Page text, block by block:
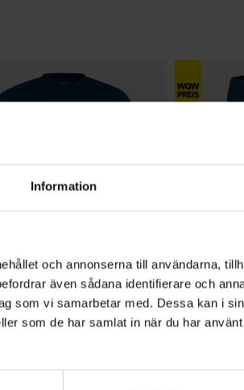
Information
och annonserna till användarna,
även sådana identifierare och
som vi samarbetar med. Dessa kan i
som de har samlat in när du har
Shirt Bambus
Bewertung: 4.4 von 5 Sternen
+5
Damen
High Mountain
1426